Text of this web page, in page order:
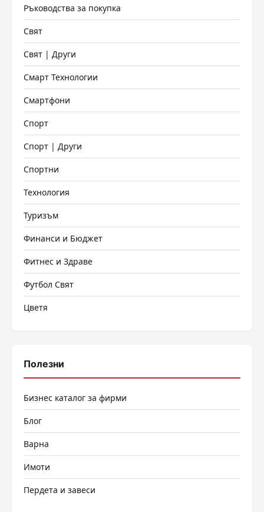
Ръководства за покупка
Свят
Свят | Други
Смарт Технологии
Смартфони
Спорт
Спорт | Други
Спортни
Технология
Туризъм
Финанси и Бюджет
Фитнес и Здраве
Футбол Свят
Цветя
Полезни
Бизнес каталог за фирми
Блог
Варна
Имоти
Пердета и завеси